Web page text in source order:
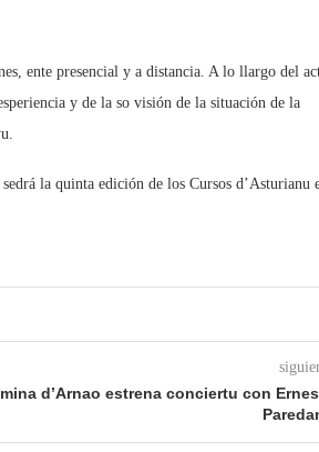
ente presencial y a distancia. A lo llargo del
y de la so visión de la situación de la
la quinta edición de los Cursos d’Asturianu
d’Arnao estrena conciertu con